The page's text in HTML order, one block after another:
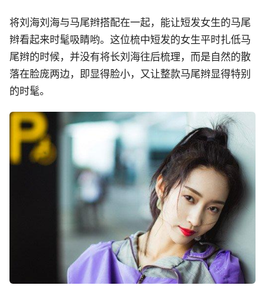
将刘海刘海与马尾辫搭配在一起，能让短发女生的马尾
辫看起来时髦吸睛哟。这位梳中短发的女生平时扎低马
尾辫的时候，并没有将长刘海往后梳理，而是自然的散
落在脸庞两边，即显得脸小，又让整款马尾辫显得特别
的时髦。